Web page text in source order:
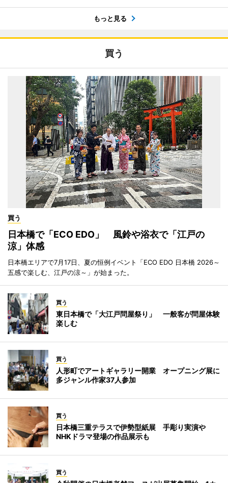
もっと見る
買う
買う
日本橋で「ECO EDO」 風鈴や浴衣で「江戸の
涼」体感
日本橋エリアで7月17日、夏の恒例イベント「ECO EDO 日本橋 2026～
五感で楽しむ、江戸の涼～」が始まった。
買う
東日本橋で「大江戸問屋祭り」 一般客が問屋体験
楽しむ
買う
人形町でアートギャラリー開業 オープニング展に
多ジャンル作家37人参加
買う
日本橋三重テラスで伊勢型紙展 手彫り実演や
NHKドラマ登場の作品展示も
買う